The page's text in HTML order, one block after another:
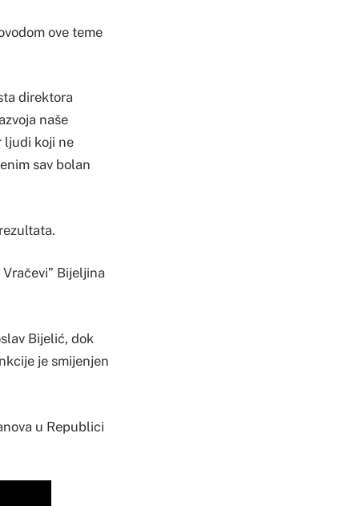
ove teme
direktora
naše
ljudi koji ne
sav bolan
Bijeljina
Bijelić, dok
je smijenjen
u Republici